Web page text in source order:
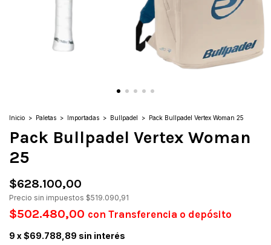
Inicio > Paletas > Importadas > Bullpadel > Pack Bullpadel Vertex Woman 25
Pack Bullpadel Vertex Woman
25
$628.100,00
Precio sin impuestos $519.090,91
$502.480,00 con Transferencia o depósito
9 x$69.788,89 sin interés